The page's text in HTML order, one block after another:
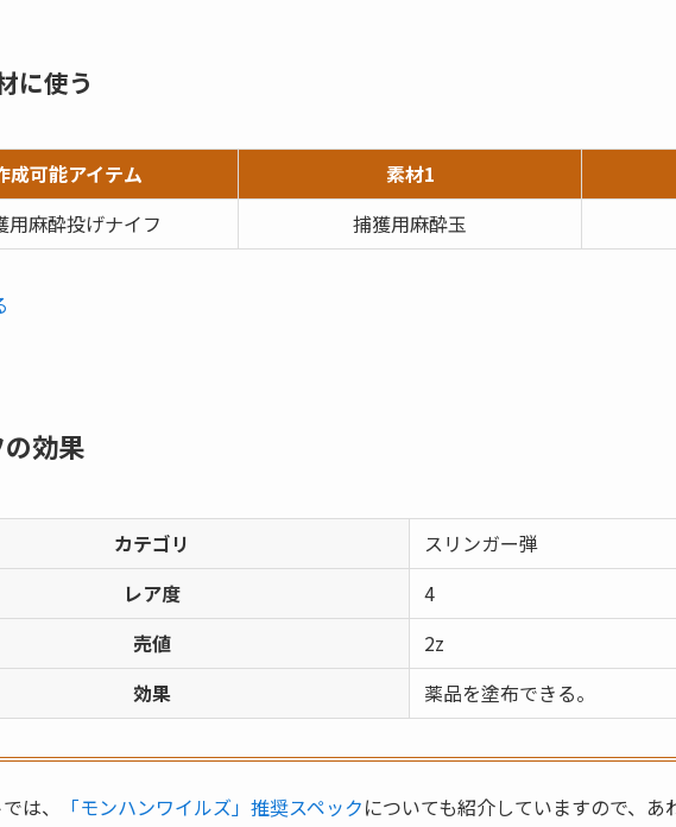
に使う
成可能アイテム
素材1
用麻酔投げナイフ
捕獲用麻酔玉
効果
カテゴリ
スリンガー弾
レア度
4
売値
2z
効果
薬品を塗布できる。
は、 「モンハンワイルズ」推奨スペックについても紹介していますので、